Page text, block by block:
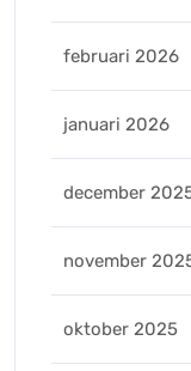
februari 2026
januari 2026
december
november
oktober 2025